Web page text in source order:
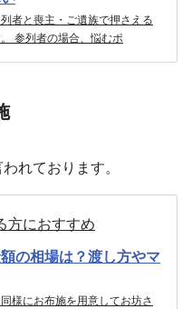
者と喪主・ご遺族で押さえる
参列者の場合、悩むポ
れております。
方におすすめ
の相場は？渡し方やマ
様にお布施を用意してお坊さ